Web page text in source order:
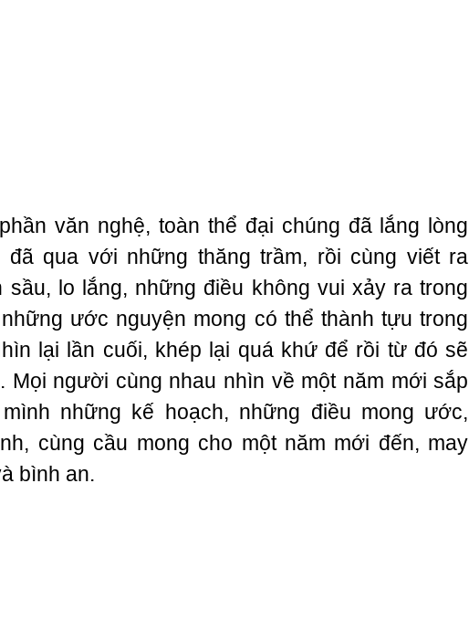
văn nghệ, toàn thể đại chúng đã lắng lòng
đã qua với những thăng trầm, rồi cùng viết ra
sầu, lo lắng, những điều không vui xảy ra trong
ước nguyện mong có thể thành tựu trong
lại lần cuối, khép lại quá khứ để rồi từ đó sẽ
Mọi người cùng nhau nhìn về một năm mới sắp
những kế hoạch, những điều mong ước,
cùng cầu mong cho một năm mới đến, may
bình an.